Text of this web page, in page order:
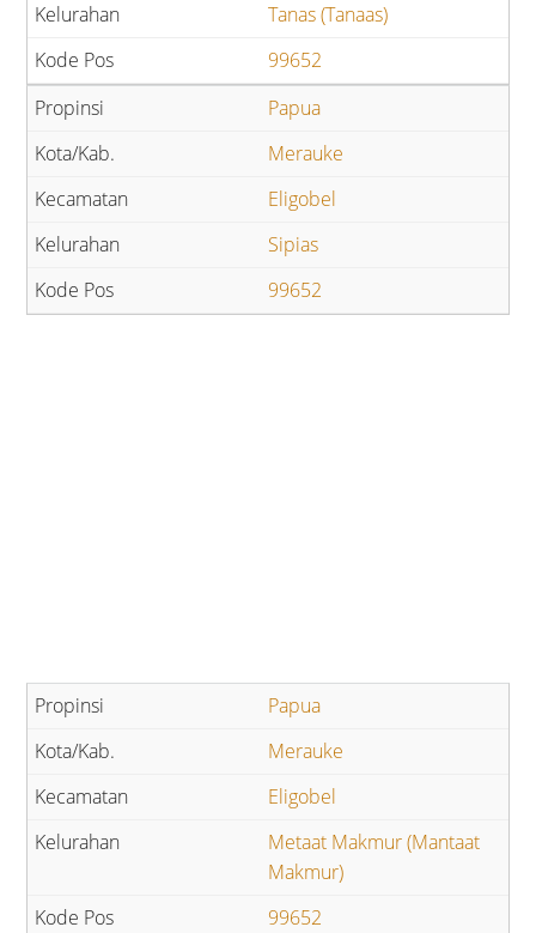
Tanas (Tanaas)
99652
Papua
Merauke
Eligobel
Sipias
99652
Papua
Merauke
Eligobel
Metaat Makmur (Mantaat
Makmur)
99652